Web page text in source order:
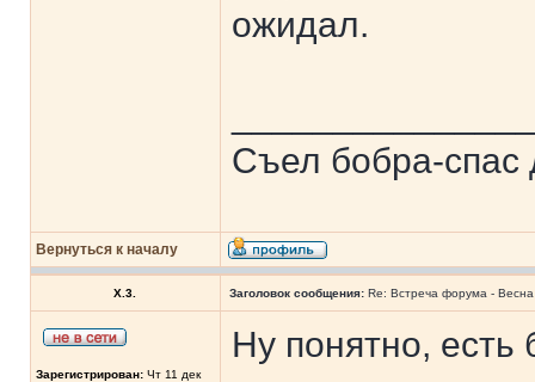
ожидал.
Съел бобра-спас
Вернуться к началу
X.3. Заголовок сообщения: Re: Встреча форума -
Зарегистрирован: Чт 11 дек
Ну понятно, есть